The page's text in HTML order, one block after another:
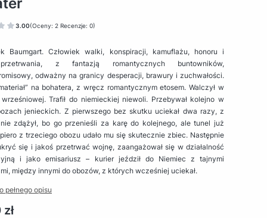
3.00(Oceny: 2 Recenzje: 0)
Baumgart. Człowiek walki, konspiracji, kamuflażu, honoru i
z fantazją romantycznych buntowników,
odważny na granicy desperacji, brawury i zuchwałości.
na bohatera, z wręcz romantycznym etosem. Walczył w
Trafił do niemieckiej niewoli. Przebywał kolejno w
jenieckich. Z pierwszego bez skutku uciekał dwa razy, z
zdążył, bo go przenieśli za karę do kolejnego, ale tunel już
z trzeciego obozu udało mu się skutecznie zbiec. Następnie
się i jakoś przetrwać wojnę, zaangażował się w działalność
i jako emisariusz – kurier jeździł do Niemiec z tajnymi
między innymi do obozów, z których wcześniej uciekał.
pełnego opisu